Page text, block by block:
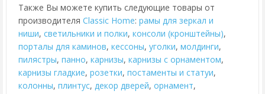
Также Вы можете купить следующие товары от
производителя Classic Home: рамы для зеркал и
ниши, cветильники и полки, консоли (кронштейны),
порталы для каминов, кессоны, уголки, молдинги,
пилястры, панно, карнизы, карнизы с орнаментом,
карнизы гладкие, розетки, постаменты и статуи,
колонны, плинтус, декор дверей, орнамент,